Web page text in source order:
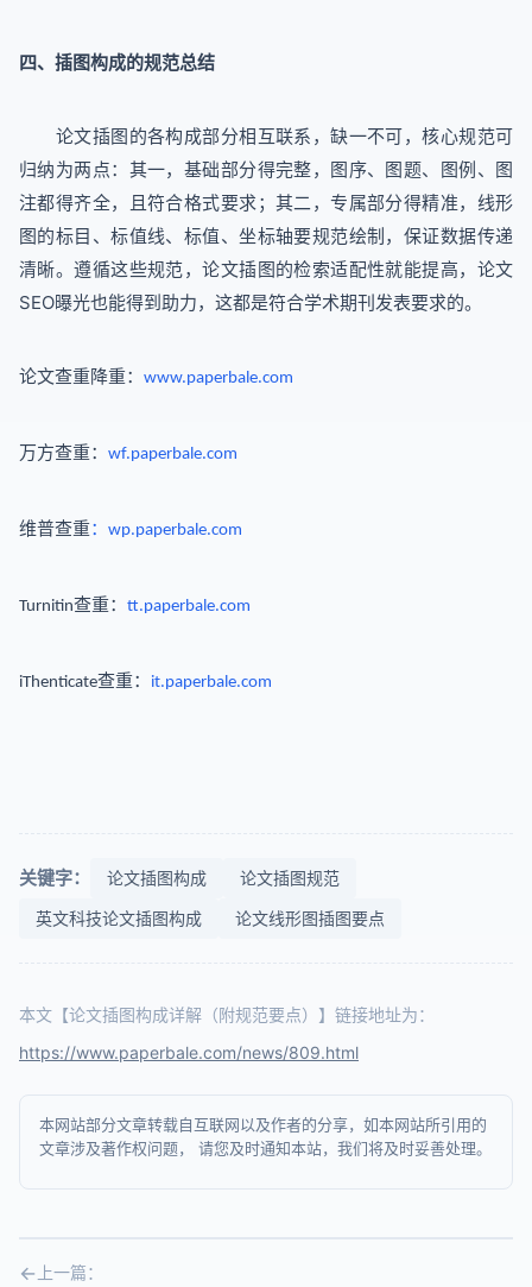
四、插图构成的规范总结
论文插图的各构成部分相互联系，缺一不可，核心规范可
归纳为两点：其一，基础部分得完整，图序、图题、图例、图
注都得齐全，且符合格式要求；其二，专属部分得精准，线形
图的标目、标值线、标值、坐标轴要规范绘制，保证数据传递
清晰。遵循这些规范，论文插图的检索适配性就能提高，论文
SEO曝光也能得到助力，这都是符合学术期刊发表要求的。
论文查重降重： www.paperbale.com
万方查重： wf.paperbale.com
维普查重： wp.paperbale.com
Turnitin查重： tt.paperbale.com
iThenticate查重： it.paperbale.com
关键字： 论文插图构成
论文插图规范
英文科技论文插图构成
论文线形图插图要点
本文【论文插图构成详解（附规范要点）】链接地址为：
https://www.paperbale.com/news/809.html
本网站部分文章转载自互联网以及作者的分享，如本网站所引用的
文章涉及著作权问题， 请您及时通知本站，我们将及时妥善处理。
上一篇：